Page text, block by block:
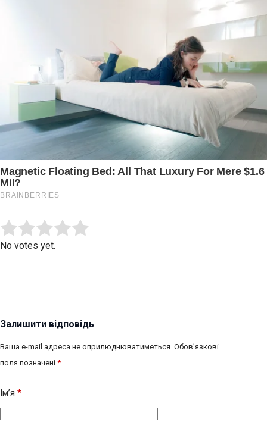
Rate this item:
No votes yet.
Залишити відповідь
Ваша e-mail адреса не оприлюднюватиметься. Обов’язкові
поля позначені *
Ім’я *